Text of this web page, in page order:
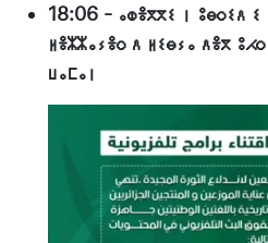
18:06 - ⴰⵀⴻⴳⴳⵉ ⵏ ⵓⴱⵔⵉⴷ
ⵍⴻⵣⵣⴰⵢⴻⵔ ⴷ ⵍⵉⴱⵢⴰ ⴷⴻⴳ
ⵡⴰⵎⴰⵏ